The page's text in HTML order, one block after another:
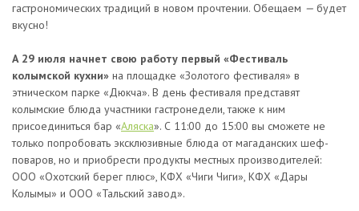
гастрономических традиций в новом прочтении. Обещаем — будет
вкусно!
А 29 июля начнет свою работу первый «Фестиваль
колымской кухни» на площадке «Золотого фестиваля» в
этническом парке «Дюкча». В день фестиваля представят
колымские блюда участники гастронедели, также к ним
присоединиться бар «Аляска». С 11:00 до 15:00 вы сможете не
только попробовать эксклюзивные блюда от магаданских шеф-
поваров, но и приобрести продукты местных производителей:
ООО «Охотский берег плюс», КФХ «Чиги Чиги», КФХ «Дары
Колымы» и ООО «Тальский завод».